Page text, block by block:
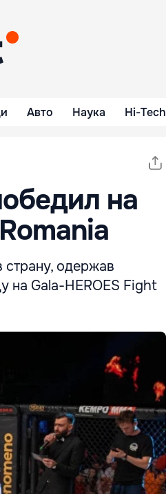
Авто Наука Hi-Tech
на
одержав
на Gala-HEROES Fight